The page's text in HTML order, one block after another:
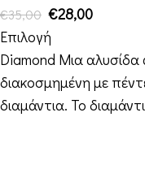
€35,00 €28,00
Επιλογή
Diamond Μια αλυσίδα
διακοσμημένη με
διαμάντια. Το